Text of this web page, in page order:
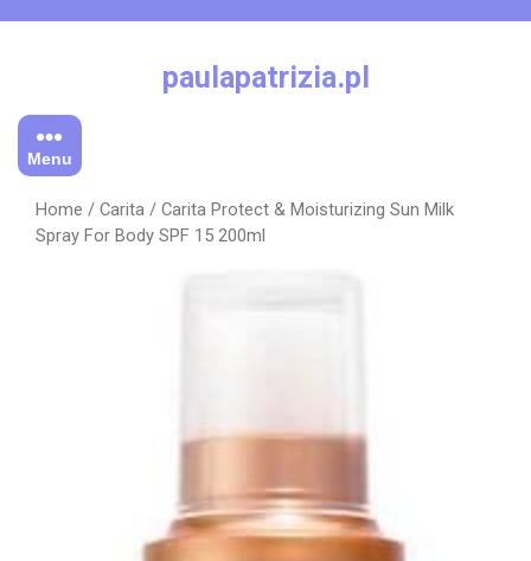
paulapatrizia.pl
Menu
Home / Carita / Carita Protect & Moisturizing Sun Milk
Spray For Body SPF 15 200ml